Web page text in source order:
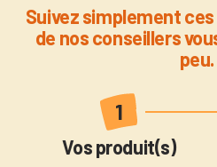
Suivez simplement
de nos conseillers
peu.
Actuel
Vos produit(s)